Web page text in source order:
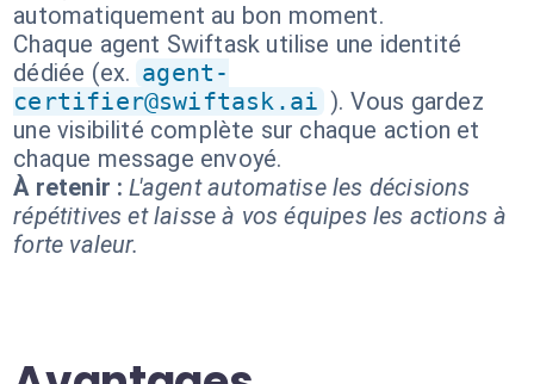
automatiquement au bon moment.
Chaque agent Swiftask utilise une identité
dédiée (ex. agent-
certifier@swiftask.ai ). Vous gardez
une visibilité complète sur chaque action et
chaque message envoyé.
À retenir : L'agent automatise les décisions
répétitives et laisse à vos équipes les actions à
forte valeur.